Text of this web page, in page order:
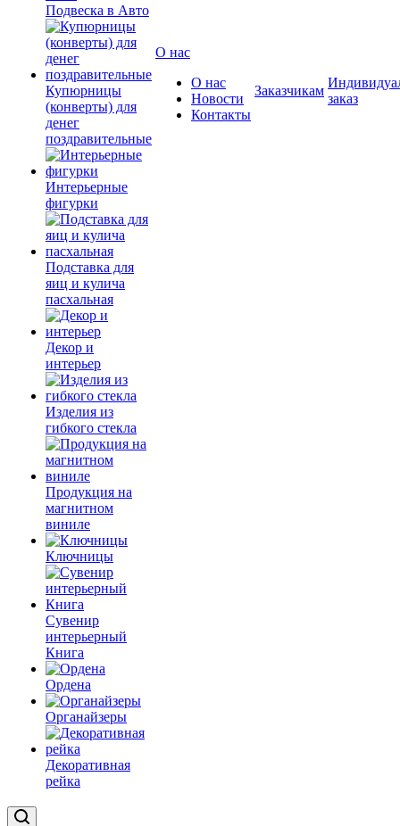
Подвеска в Авто
Купюрницы
(конверты) для
денег
поздравительные
Интерьерные
фигурки
Подставка для
яиц и кулича
пасхальная
Декор и
интерьер
Изделия из
гибкого стекла
Продукция на
магнитном
виниле
Ключницы
Сувенир
интерьерный
Книга
Ордена
Органайзеры
Декоративная
рейка
О нас
О нас
Новости
Контакты
Заказчикам
заказ